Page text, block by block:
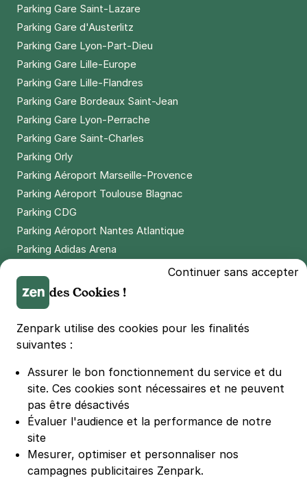
Parking Gare Saint-Lazare
Parking Gare d'Austerlitz
Parking Gare Lyon-Part-Dieu
Parking Gare Lille-Europe
Parking Gare Lille-Flandres
Parking Gare Bordeaux Saint-Jean
Parking Gare Lyon-Perrache
Parking Gare Saint-Charles
Parking Orly
Parking Aéroport Marseille-Provence
Parking Aéroport Toulouse Blagnac
Parking CDG
Parking Aéroport Nantes Atlantique
Parking Adidas Arena
Parking LDLC Arena
Parking Stade Pierre Mauroy
Parking Groupama Stadium
Parking Vélodrome
Parking Bercy
Parking La Défense Arena
Parking Les 4 temps
Parking Nation
Parking Porte de Versailles
Parking Lille Grand Palais
Continuer sans accepter
des Cookies !
Zenpark utilise des cookies pour les finalités
suivantes :
Assurer le bon fonctionnement du service et du
site. Ces cookies sont nécessaires et ne peuvent
pas être désactivés
Évaluer l'audience et la performance de notre
site
Mesurer, optimiser et personnaliser nos
campagnes publicitaires Zenpark.